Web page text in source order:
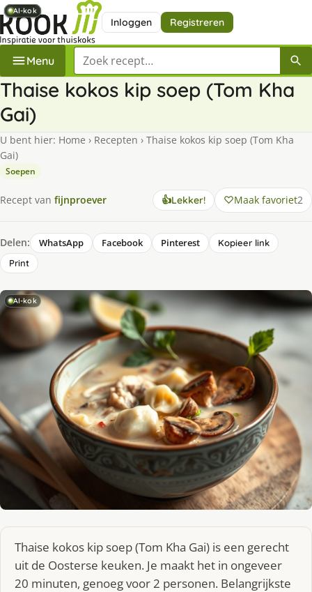
Inloggen Registreren
Menu Zoek een recept
Thaise kokos kip soep (Tom Kha
Gai)
U bent hier: Home › Recepten › Thaise kokos kip soep (Tom Kha
Gai)
Soepen
Recept van fijnproever 👍Lekker! Maak favoriet2
Delen: WhatsApp Facebook Pinterest
Kopieer link
Print
AI-kok
Thaise kokos kip soep (Tom Kha Gai) is een gerecht
uit de Oosterse keuken. Je maakt het in ongeveer
20 minuten, genoeg voor 2 personen. Belangrijkste
AI-kok
AI-kok
AI-kok
AI-kok
AI-kok